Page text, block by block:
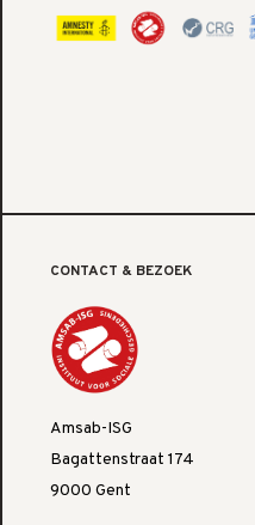
CONTACT & BEZOEK
Amsab-ISG
Bagattenstraat 174
9000 Gent